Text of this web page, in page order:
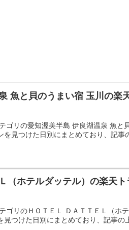
魚と貝のうまい宿 玉川の楽
ゴリの愛知渥美半島 伊良湖温泉 魚
を見つけた日別にまとめており、記
（ホテルダッテル）の楽天
ゴリのＨＯＴＥＬ ＤＡＴＴＥＬ（ホ
見つけた日別にまとめており、記事